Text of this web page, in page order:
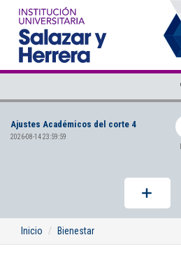
Ajustes Académicos del corte 4
2026-08-14 23:59:59
Inicio Bienestar
Pregrados
Planta Docente
ADMISIONES
BIENESTAR